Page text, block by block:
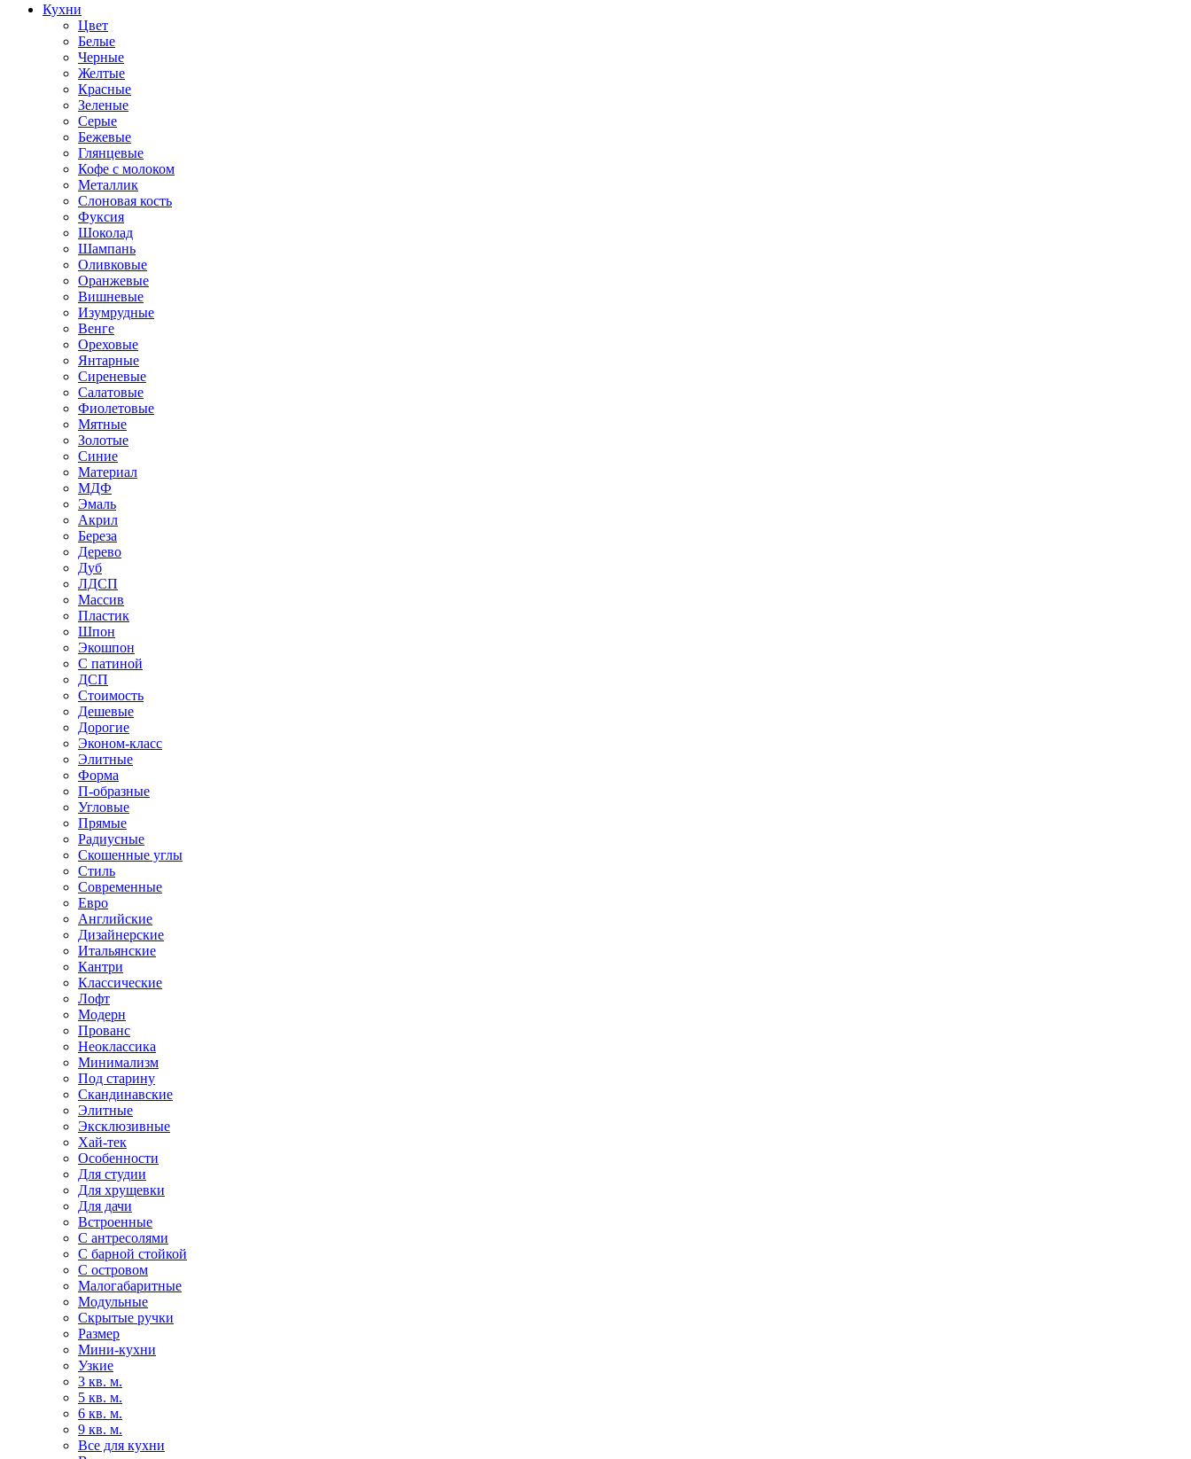
Кухни
Цвет
Белые
Черные
Желтые
Красные
Зеленые
Серые
Бежевые
Глянцевые
Кофе с молоком
Металлик
Слоновая кость
Фуксия
Шоколад
Шампань
Оливковые
Оранжевые
Вишневые
Изумрудные
Венге
Ореховые
Янтарные
Сиреневые
Салатовые
Фиолетовые
Мятные
Золотые
Синие
Материал
МДФ
Эмаль
Акрил
Береза
Дерево
Дуб
ЛДСП
Массив
Пластик
Шпон
Экошпон
С патиной
ДСП
Стоимость
Дешевые
Дорогие
Эконом-класс
Элитные
Форма
П-образные
Угловые
Прямые
Радиусные
Скошенные углы
Стиль
Современные
Евро
Английские
Дизайнерские
Итальянские
Кантри
Классические
Лофт
Модерн
Прованс
Неоклассика
Минимализм
Под старину
Скандинавские
Элитные
Эксклюзивные
Хай-тек
Особенности
Для студии
Для хрущевки
Для дачи
Встроенные
С антресолями
С барной стойкой
С островом
Малогабаритные
Модульные
Скрытые ручки
Размер
Мини-кухни
Узкие
3 кв. м.
5 кв. м.
6 кв. м.
9 кв. м.
Все для кухни